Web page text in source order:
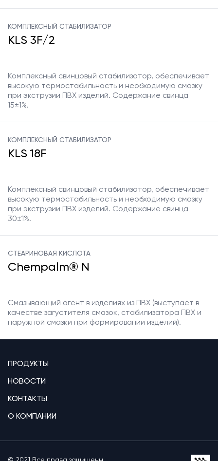
КОМПЛЕКСНЫЙ СТАБИЛИЗАТОР
KLS 3F/2
Комплексный свинцовый стабилизатор, обеспечивает
высокую термостабильность и необходимую смазку
при экструзии ПВХ изделий. Содержание свинца
15±1%.
КОМПЛЕКСНЫЙ СТАБИЛИЗАТОР
KLS 18F
Комплексный свинцовый стабилизатор, обеспечивает
высокую термостабильность и необходимую смазку
при экструзии ПВХ изделий. Содержание свинца
30±1%.
СТЕАРИНОВАЯ КИСЛОТА
Chempalm® N
Смазывающий агент в изделиях из ПВХ (выступает в
качестве загустителя смазок, стабилизатора ПВХ и
наружной смазки при формировании изделий).
ПРОДУКТЫ
НОВОСТИ
КОНТАКТЫ
О КОМПАНИИ